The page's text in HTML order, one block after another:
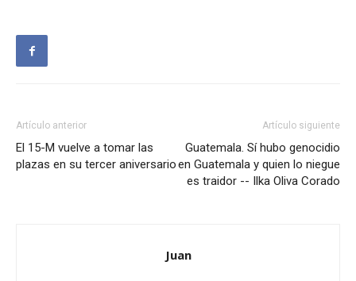
Artículo anterior
El 15-M vuelve a tomar las
plazas en su tercer aniversario
Artículo siguiente
Guatemala. Sí hubo genocidio
en Guatemala y quien lo niegue
es traidor -- Ilka Oliva Corado
Juan